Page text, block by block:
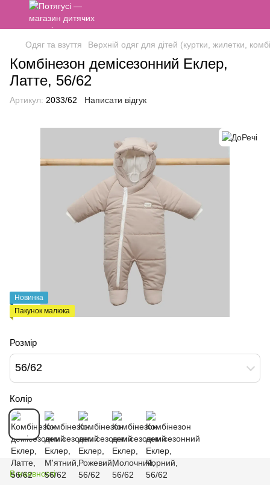
Одяг та взуття Верхній одяг для дітей (куртки, жилетки,
Комбінезон демісезонний Еклер,
Латте, 56/62
Артикул: 2033/62 Написати відгук
Новинка
Пакунок малюка
Розмір
56/62
Колір
В наявності